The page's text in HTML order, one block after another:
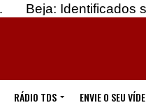
suspeitos de
RÁDIO TDS ENVIE O SEU